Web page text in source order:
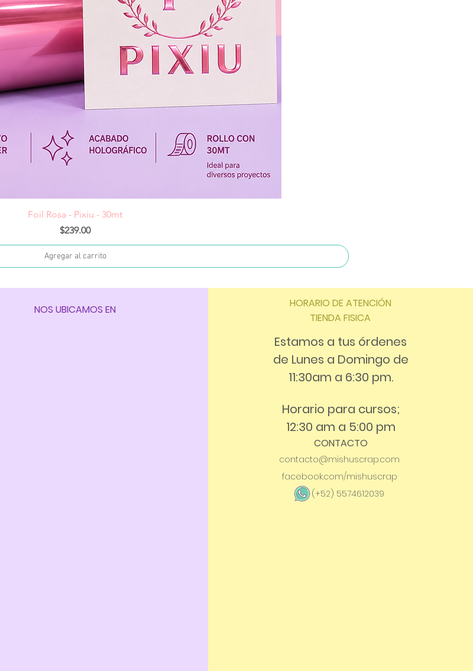
Vista rápida
Foil Rosa - Pixiu - 30mt
Precio
$239.00
Agregar al carrito
NOS UBICAMOS EN
HORARIO DE ATENCIÓN
TIENDA FISICA
Estamos a tus órdenes
de Lunes a Domingo de
11:30am a 6:30 pm.
Horario para cursos;
12:30 am a 5:00 pm
CONTACTO
contacto@mishuscrap.com
facebook.com/mishuscrap
(+52) 5574612039